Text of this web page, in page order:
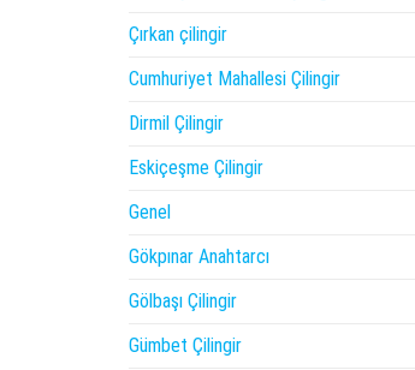
Çırkan çilingir
Cumhuriyet Mahallesi Çilingir
Dirmil Çilingir
Eskiçeşme Çilingir
Genel
Gökpınar Anahtarcı
Gölbaşı Çilingir
Gümbet Çilingir